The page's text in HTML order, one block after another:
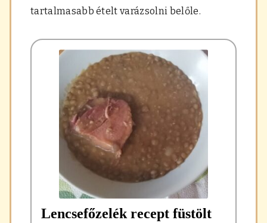
tartalmasabb ételt varázsolni belőle.
Lencsefőzelék recept füstölt